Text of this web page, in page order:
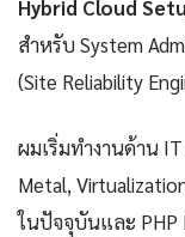
Hybrid Cloud
สำหรับ System
(Site Reliability
ผมเริ่มทำงานด้าน
Metal,
ในปัจจุบันและ PHP